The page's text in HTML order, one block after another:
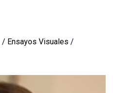
/ Ensayos Visuales /